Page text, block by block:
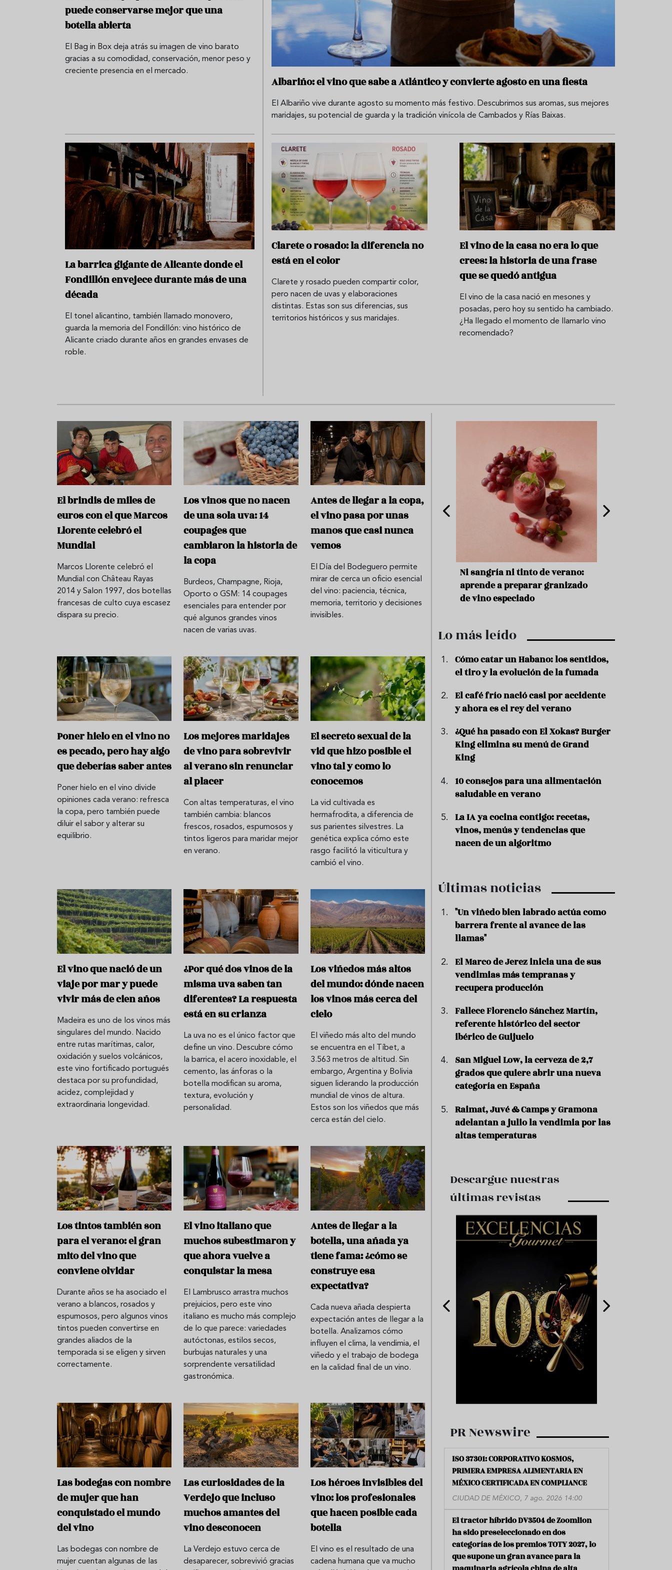
r
i
s
m
o
R
e
t
a
s
S
a
l
u
d
r
o
t
o
T
n
s
F
r
n
C
o
c
e
í
a
Albariño: el vino que sabe a Atlántico y convierte agosto en una fiesta
El Albariño vive durante agosto su momento más festivo. Descubrimos sus aromas, sus mejores
maridajes, su potencial de guarda y la tradición vinícola de Cambados y Rías Baixas.
puede conservarse mejor que una
botella abierta
El Bag in Box deja atrás su imagen de vino barato
gracias a su comodidad, conservación, menor peso y
creciente presencia en el mercado.
La barrica gigante de Alicante donde el
Fondillón envejece durante más de una
década
El tonel alicantino, también llamado monovero,
guarda la memoria del Fondillón: vino histórico de
Alicante criado durante años en grandes envases de
roble.
Clarete o rosado: la diferencia no
está en el color
Clarete y rosado pueden compartir color,
pero nacen de uvas y elaboraciones
distintas. Estas son sus diferencias, sus
territorios históricos y sus maridajes.
El vino de la casa no era lo que
crees: la historia de una frase
que se quedó antigua
El vino de la casa nació en mesones y
posadas, pero hoy su sentido ha cambiado.
¿Ha llegado el momento de llamarlo vino
recomendado?
El brindis de miles de
euros con el que Marcos
Llorente celebró el
Mundial
Marcos Llorente celebró el
Mundial con Château Rayas
2014 y Salon 1997, dos botellas
francesas de culto cuya escasez
dispara su precio.
Los vinos que no nacen
de una sola uva: 14
coupages que
cambiaron la historia de
la copa
Burdeos, Champagne, Rioja,
Oporto o GSM: 14 coupages
esenciales para entender por
qué algunos grandes vinos
nacen de varias uvas.
Antes de llegar a la copa,
el vino pasa por unas
manos que casi nunca
vemos
El Día del Bodeguero permite
mirar de cerca un oficio esencial
del vino: paciencia, técnica,
memoria, territorio y decisiones
invisibles.
Poner hielo en el vino no
es pecado, pero hay algo
que deberías saber antes
Poner hielo en el vino divide
opiniones cada verano: refresca
la copa, pero también puede
diluir el sabor y alterar su
equilibrio.
Los mejores maridajes
de vino para sobrevivir
al verano sin renunciar
al placer
Con altas temperaturas, el vino
también cambia: blancos
frescos, rosados, espumosos y
tintos ligeros para maridar mejor
en verano.
El secreto sexual de la
vid que hizo posible el
vino tal y como lo
conocemos
La vid cultivada es
hermafrodita, a diferencia de
sus parientes silvestres. La
genética explica cómo este
rasgo facilitó la viticultura y
cambió el vino.
El vino que nació de un
viaje por mar y puede
vivir más de cien años
Madeira es uno de los vinos más
singulares del mundo. Nacido
entre rutas marítimas, calor,
oxidación y suelos volcánicos,
este vino fortificado portugués
destaca por su profundidad,
acidez, complejidad y
extraordinaria longevidad.
¿Por qué dos vinos de la
misma uva saben tan
diferentes? La respuesta
está en su crianza
La uva no es el único factor que
define un vino. Descubre cómo
la barrica, el acero inoxidable, el
cemento, las ánforas o la
botella modifican su aroma,
textura, evolución y
personalidad.
Los viñedos más altos
del mundo: dónde nacen
los vinos más cerca del
cielo
El viñedo más alto del mundo
se encuentra en el Tíbet, a
3.563 metros de altitud. Sin
embargo, Argentina y Bolivia
siguen liderando la producción
mundial de vinos de altura.
Estos son los viñedos que más
cerca están del cielo.
Los tintos también son
para el verano: el gran
mito del vino que
conviene olvidar
Durante años se ha asociado el
verano a blancos, rosados y
espumosos, pero algunos vinos
tintos pueden convertirse en
grandes aliados de la
temporada si se eligen y sirven
correctamente.
El vino italiano que
muchos subestimaron y
que ahora vuelve a
conquistar la mesa
El Lambrusco arrastra muchos
prejuicios, pero este vino
italiano es mucho más complejo
de lo que parece: variedades
autóctonas, estilos secos,
burbujas naturales y una
sorprendente versatilidad
gastronómica.
Antes de llegar a la
botella, una añada ya
tiene fama: ¿cómo se
construye esa
expectativa?
Cada nueva añada despierta
expectación antes de llegar a la
botella. Analizamos cómo
influyen el clima, la vendimia, el
viñedo y el trabajo de bodega
en la calidad final de un vino.
Las bodegas con nombre
de mujer que han
conquistado el mundo
del vino
Las bodegas con nombre de
mujer cuentan algunas de las
Las curiosidades de la
Verdejo que incluso
muchos amantes del
vino desconocen
La Verdejo estuvo cerca de
desaparecer, sobrevivió gracias
Los héroes invisibles del
vino: los profesionales
que hacen posible cada
botella
El vino es el resultado de una
cadena humana que va mucho
Aceitunas: el aperitivo estrella
del verano
que querrás repetir todo el
verano
Cinco cremas frías de verduras
que querrás repetir todo agosto
Ni sangría ni tinto de verano:
aprende a preparar granizado
de vino especiado
Lo más leído
Cómo catar un Habano: los sentidos,
el tiro y la evolución de la fumada
El café frío nació casi por accidente
y ahora es el rey del verano
¿Qué ha pasado con El Xokas? Burger
King elimina su menú de Grand
King
10 consejos para una alimentación
saludable en verano
La IA ya cocina contigo: recetas,
vinos, menús y tendencias que
nacen de un algoritmo
Últimas noticias
"Un viñedo bien labrado actúa como
barrera frente al avance de las
llamas"
El Marco de Jerez inicia una de sus
vendimias más tempranas y
recupera producción
Fallece Florencio Sánchez Martín,
referente histórico del sector
ibérico de Guijuelo
San Miguel Low, la cerveza de 2,7
grados que quiere abrir una nueva
categoría en España
Raimat, Juvé & Camps y Gramona
adelantan a julio la vendimia por las
altas temperaturas
Descargue nuestras
últimas revistas
PR Newswire
ISO 37301: CORPORATIVO KOSMOS,
PRIMERA EMPRESA ALIMENTARIA EN
MÉXICO CERTIFICADA EN COMPLIANCE
CIUDAD DE MÉXICO, 7 ago. 2026 14:00
El tractor híbrido DV3504 de Zoomlion
ha sido preseleccionado en dos
categorías de los premios TOTY 2027, lo
que supone un gran avance para la